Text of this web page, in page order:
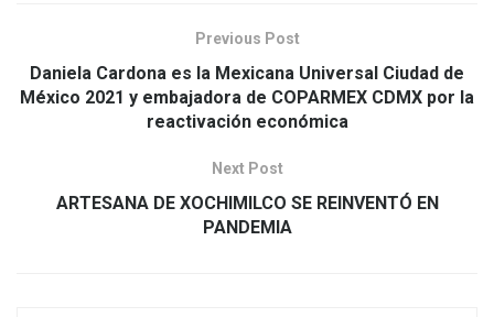
Previous Post
Daniela Cardona es la Mexicana Universal Ciudad de
México 2021 y embajadora de COPARMEX CDMX por la
reactivación económica
Next Post
ARTESANA DE XOCHIMILCO SE REINVENTÓ EN
PANDEMIA